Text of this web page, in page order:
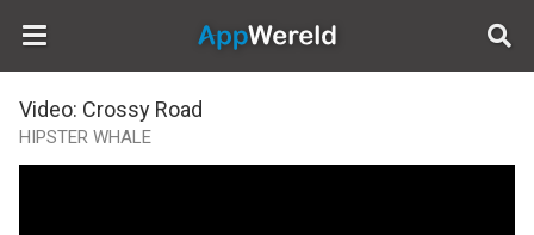
AppWereld
Video: Crossy Road
HIPSTER WHALE